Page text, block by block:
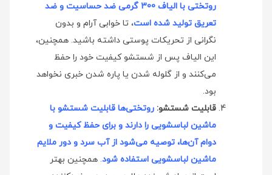
روتختی با الیاف 300 گرمی ضد حساسیت و ضد
تعریق تولید شده است، تا خوابی آرام و بدون
نگرانی از تحریکات پوستی داشته باشید. همچنین،
این الیاف پس از شستشو کیفیت خود را حفظ
می‌کنند و از گلوله شدن یا پاره شدن خبری نخواهد
بود.
قابلیت شستشو: روتختی‌ها قابلیت شستشو با
ماشین لباسشویی را دارند و برای حفظ کیفیت و
دوام آن‌ها، توصیه می‌شود از آب سرد و دور ملایم
ماشین لباسشویی استفاده شود. همچنین بهتر